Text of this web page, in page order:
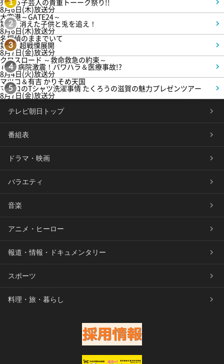
1
売れっ子芸人の貴重トーーク祭り!!
8月6日(木)放送分
2
大空港～GATE24～
第3話 消えた子供と兎を追え！
8月6日(木)放送分
3
名探偵のままでいて
第4話 超戦慄展開
8月7日(金)放送分
4
クロスロード ～救命救急の約束～
＃5 病院激震！パワハラ＆医療事故!?
8月4日(火)放送分
5
マツコ＆有吉 かりそめ天国
マツコのTシャツ洗濯事情 たくろうの滋賀の魅力プレゼンツアー
8月7日(金)放送分
テレビ朝日トップ
番組表
ドラマ・映画
バラエティ
音楽
アニメ・ヒーロー
報道・情報・ドキュメンタリー
スポーツ
料理・旅・暮らし